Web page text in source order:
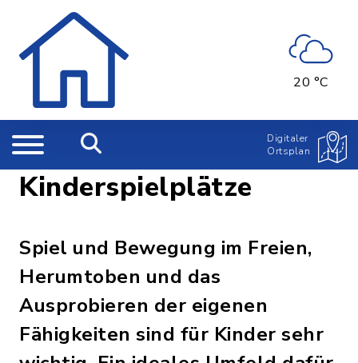
20 °C
Digitaler
Ortsplan
Kinderspielplätze
Spiel und Bewegung im Freien,
Herumtoben und das
Ausprobieren der eigenen
Fähigkeiten sind für Kinder sehr